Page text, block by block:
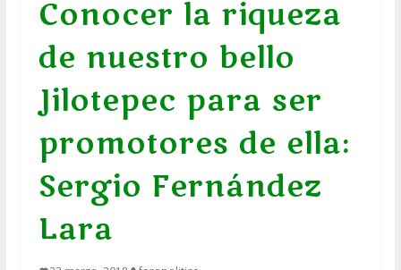
Conocer la riqueza
de nuestro bello
Jilotepec para ser
promotores de ella:
Sergio Fernández
Lara